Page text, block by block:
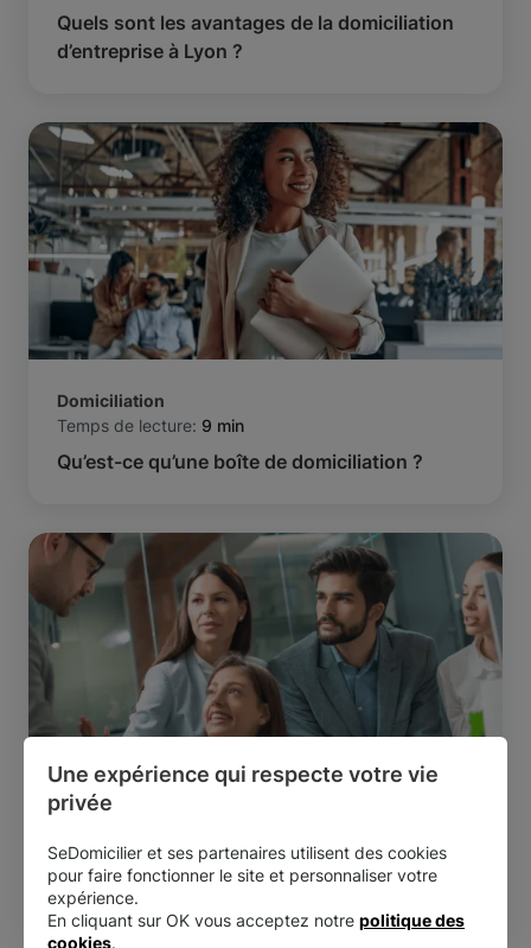
Quels sont les avantages de la domiciliation
d’entreprise à Lyon ?
Domiciliation
Temps de lecture: 9 min
Qu’est-ce qu’une boîte de domiciliation ?
Domiciliation
Domiciliation : quels sont les avantages pour
votre courrier ?
Une expérience qui respecte votre vie
privée
SeDomicilier et ses partenaires utilisent des cookies
pour faire fonctionner le site et personnaliser votre
expérience.
En cliquant sur OK vous acceptez notre politique des
cookies.